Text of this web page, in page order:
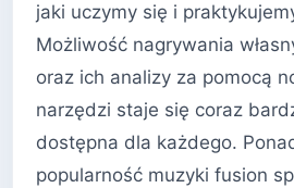
jaki uczymy się i
Możliwość nagrywania
oraz ich analizy za pomocą
narzędzi staje się coraz
dostępna dla każdego.
popularność muzyki fusion